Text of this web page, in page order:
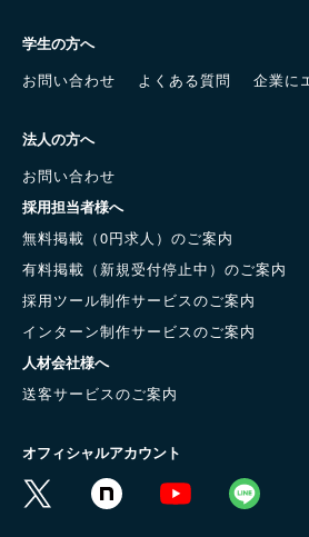
学生の方へ
お問い合わせ
よくある質問 企業に
法人の方へ
お問い合わせ
採用担当者様へ
無料掲載（0円求人）のご案内
有料掲載（新規受付停止中）のご案内
採用ツール制作サービスのご案内
インターン制作サービスのご案内
人材会社様へ
送客サービスのご案内
オフィシャルアカウント